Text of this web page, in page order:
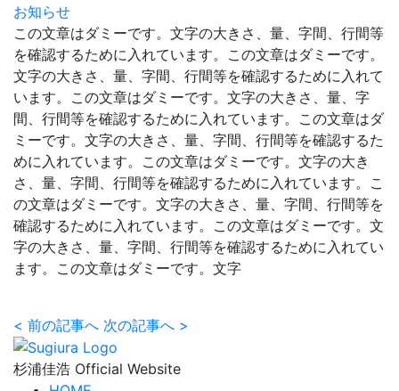
お知らせ
この文章はダミーです。文字の大きさ、量、字間、行間等
を確認するために入れています。この文章はダミーです。
文字の大きさ、量、字間、行間等を確認するために入れて
います。この文章はダミーです。文字の大きさ、量、字
間、行間等を確認するために入れています。この文章はダ
ミーです。文字の大きさ、量、字間、行間等を確認するた
めに入れています。この文章はダミーです。文字の大き
さ、量、字間、行間等を確認するために入れています。こ
の文章はダミーです。文字の大きさ、量、字間、行間等を
確認するために入れています。この文章はダミーです。文
字の大きさ、量、字間、行間等を確認するために入れてい
ます。この文章はダミーです。文字
< 前の記事へ 次の記事へ >
杉浦佳浩 Official Website